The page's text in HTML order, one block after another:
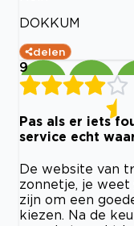
DOKKUM
delen
9
Pas als er iets
service echt
De website van
zonnetje, je
zijn om een
kiezen. Na de